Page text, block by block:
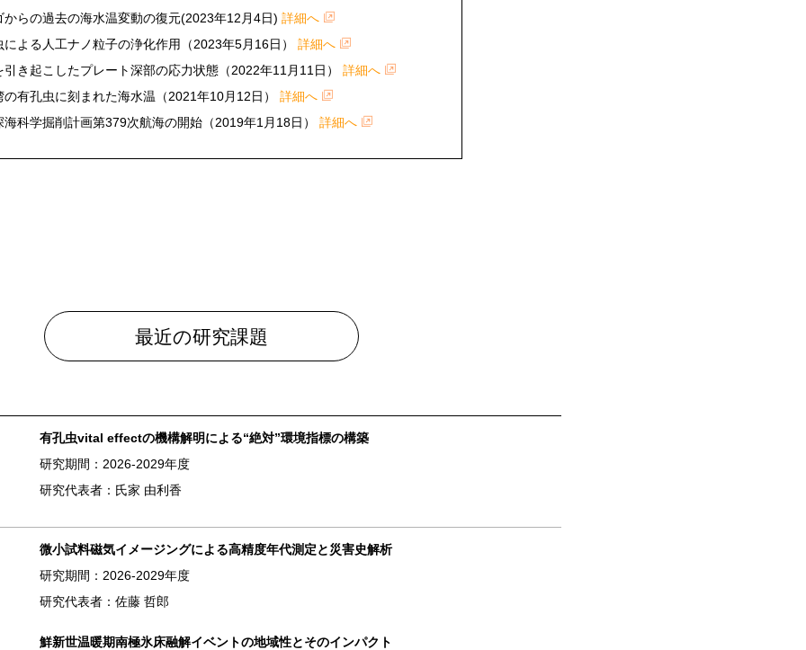
からの過去の海水温変動の復元(2023年12月4日) 詳細へ
による人工ナノ粒子の浄化作用（2023年5月16日） 詳細へ
引き起こしたプレート深部の応力状態（2022年11月11日） 詳細へ
の有孔虫に刻まれた海水温（2021年10月12日） 詳細へ
海科学掘削計画第379次航海の開始（2019年1月18日） 詳細へ
最近の研究課題
有孔虫vital effectの機構解明による“絶対”環境指標の構築
研究期間：2026-2029年度
研究代表者：氏家 由利香
微小試料磁気イメージングによる高精度年代測定と災害史解析
研究期間：2026-2029年度
研究代表者：佐藤 哲郎
鮮新世温暖期南極氷床融解イベントの地域性とそのインパクト